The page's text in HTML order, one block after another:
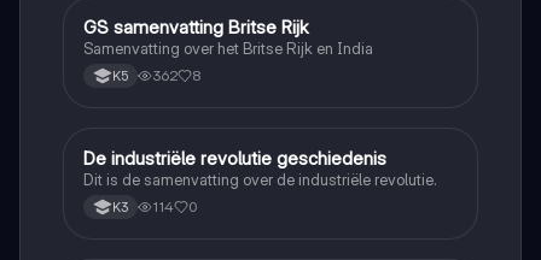
Geschiedenis
GS samenvatting Britse Rijk
Samenvatting over het Britse Rijk en India
K5 362 8
Geschiedenis
De industriële revolutie geschiedenis
Dit is de samenvatting over de industriële revolutie.
K3 114 0